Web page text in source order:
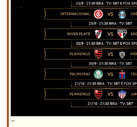
--